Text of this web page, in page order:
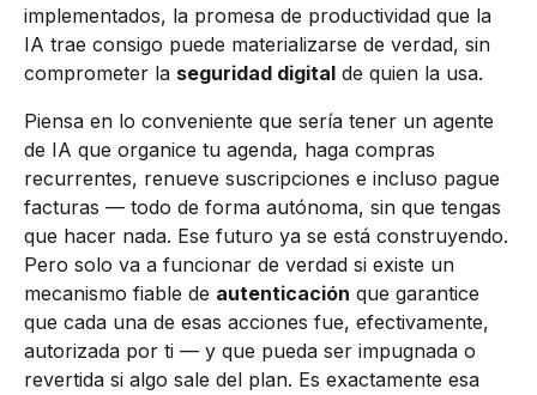
implementados, la promesa de productividad que la
IA trae consigo puede materializarse de verdad, sin
comprometer la seguridad digital de quien la usa.
Piensa en lo conveniente que sería tener un agente
de IA que organice tu agenda, haga compras
recurrentes, renueve suscripciones e incluso pague
facturas — todo de forma autónoma, sin que tengas
que hacer nada. Ese futuro ya se está construyendo.
Pero solo va a funcionar de verdad si existe un
mecanismo fiable de autenticación que garantice
que cada una de esas acciones fue, efectivamente,
autorizada por ti — y que pueda ser impugnada o
revertida si algo sale del plan. Es exactamente esa